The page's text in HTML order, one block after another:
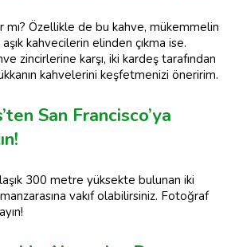
Özellikle de bu kahve, mükemmelin
kahvecilerin elinden çıkma ise.
zincirlerine karşı, iki kardeş tarafından
kahvelerini keşfetmenizi öneririm.
San Francisco’ya
300 metre yüksekte bulunan iki
vakıf olabilirsiniz. Fotoğraf